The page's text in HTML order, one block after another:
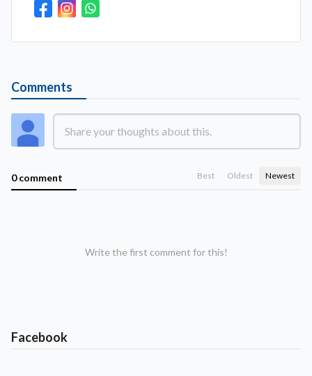
Comments
0 comment Best Oldest Newest
Write the first comment for this!
Facebook